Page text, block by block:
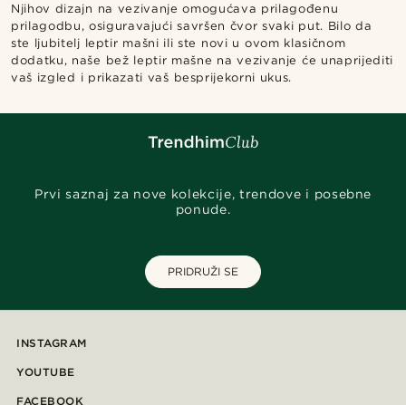
Njihov dizajn na vezivanje omogućava prilagođenu
prilagodbu, osiguravajući savršen čvor svaki put. Bilo da
ste ljubitelj leptir mašni ili ste novi u ovom klasičnom
dodatku, naše bež leptir mašne na vezivanje će unaprijediti
vaš izgled i prikazati vaš besprijekorni ukus.
Prvi saznaj za nove kolekcije, trendove i posebne
ponude.
PRIDRUŽI SE
INSTAGRAM
YOUTUBE
FACEBOOK